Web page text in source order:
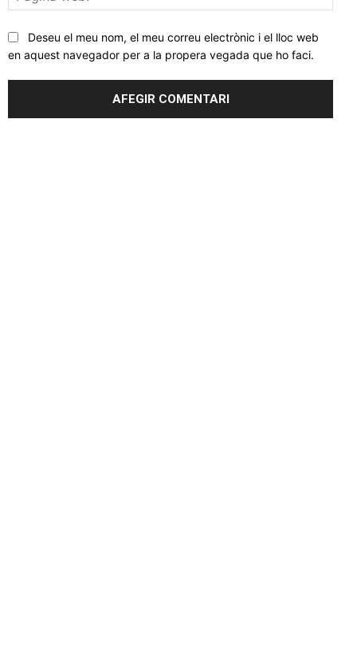
web:
Deseu el meu nom, el meu correu electrònic i el lloc web
en aquest navegador per a la propera vegada que ho faci.